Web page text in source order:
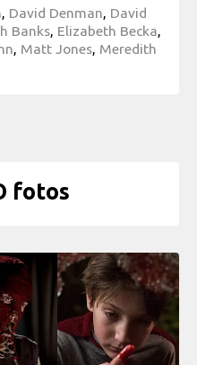
, David Denman, David
Banks, Elizabeth Becka,
, Matt Jones, Meredith
fotos